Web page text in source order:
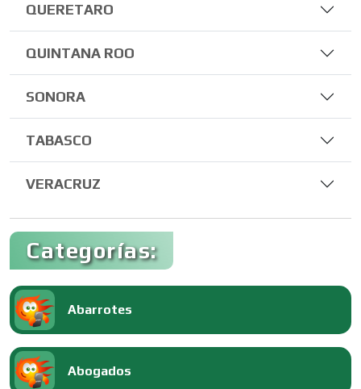
QUERETARO
QUINTANA ROO
SONORA
TABASCO
VERACRUZ
Categorías:
Abarrotes
Abogados